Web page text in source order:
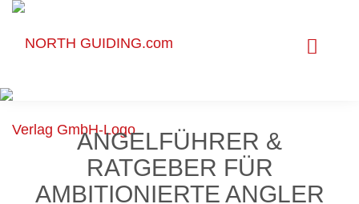
ANGELFÜHRER &
RATGEBER FÜR
AMBITIONIERTE ANGLER